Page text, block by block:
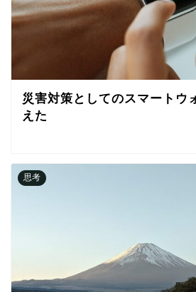
災害対策としてのスマートウ
えた
思考